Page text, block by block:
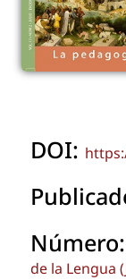
DOI:
Número:
de la Lengua